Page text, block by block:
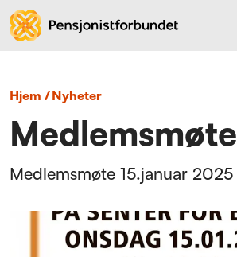
Hjem / nyheter
Medlemsmøte
Medlemsmøte 15.januar 2025